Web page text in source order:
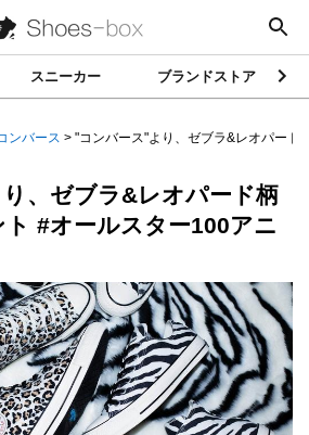
スニーカー ブランドストア
ンバース > "コンバース"より、ゼブラ&レオパード
、ゼブラ&レオパード柄
#オールスター100アニ